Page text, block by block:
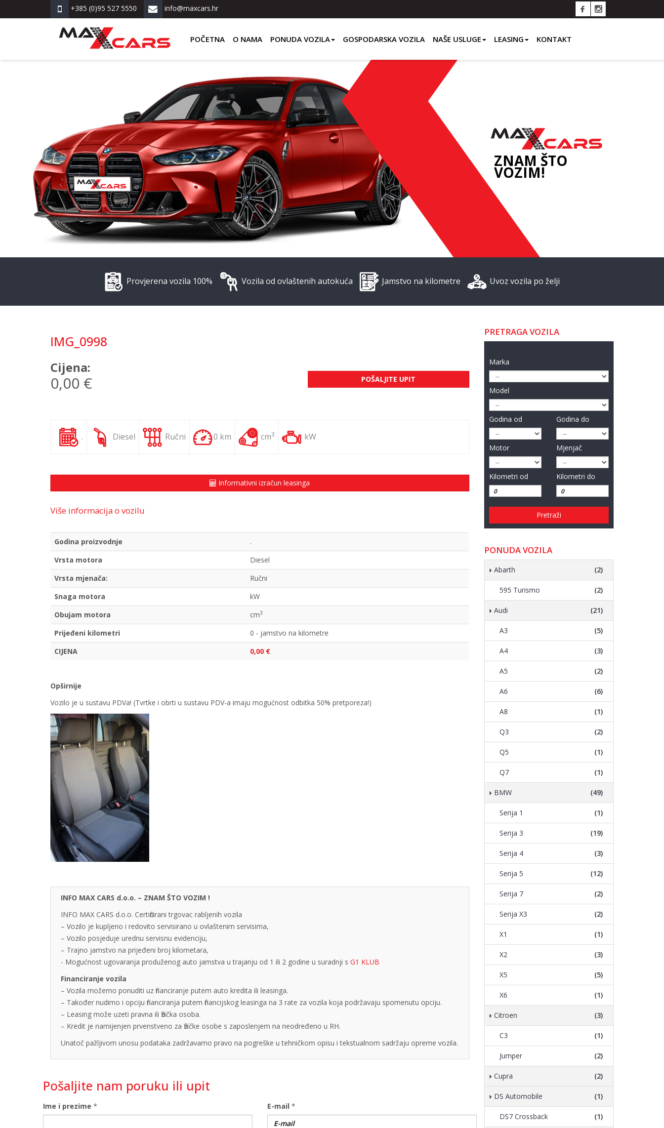
+385 (0)95 527 5550 info@maxcars.hr
POČETNA O NAMA PONUDA VOZILA GOSPODARSKA VOZILA NAŠE USLUGE LEASING KONTAKT
ZNAM ŠTO
VOZIM!
Provjerena vozila 100% Vozila od ovlaštenih autokuća Jamstvo na kilometre Uvoz vozila po želji
IMG_0998
Cijena:
0,00 € POŠALJITE UPIT
. Diesel Ručni 0 km cm3 kW
Informativni izračun leasinga
Više informacija o vozilu
Godina proizvodnje
.
Vrsta motora
Diesel
Vrsta mjenača:
Ručni
Snaga motora
kW
Obujam motora
cm3
Prijeđeni kilometri
0 - jamstvo na kilometre
CIJENA
0,00 €
Opširnije
Vozilo je u sustavu PDVa! (Tvrtke i obrti u sustavu PDV-a imaju mogućnost odbitka 50% pretporeza!)
INFO MAX CARS d.o.o. – ZNAM ŠTO VOZIM !
INFO MAX CARS d.o.o. Certificirani trgovac rabljenih vozila
– Vozilo je kupljeno i redovito servisirano u ovlaštenim servisima,
– Vozilo posjeduje urednu servisnu evidenciju,
– Trajno jamstvo na prijeđeni broj kilometara,
- Mogućnost ugovaranja produženog auto jamstva u trajanju od 1 ili 2 godine u suradnji s G1 KLUB
Financiranje vozila
– Vozila možemo ponuditi uz financiranje putem auto kredita ili leasinga.
– Također nudimo i opciju financiranja putem financijskog leasinga na 3 rate za vozila koja podržavaju spomenutu opciju.
– Leasing može uzeti pravna ili fizička osoba.
– Kredit je namijenjen prvenstveno za fizičke osobe s zaposlenjem na neodređeno u RH.
Unatoč pažljivom unosu podataka zadržavamo pravo na pogreške u tehničkom opisu i tekstualnom sadržaju opreme vozila.
Pošaljite nam poruku ili upit
Ime i prezime * E-mail *
PRETRAGA VOZILA
Marka
Model
Godina od Godina do
Motor Mjenjač
Kilometri od Kilometri do
Pretraži
PONUDA VOZILA
Abarth (2)
595 Turismo (2)
Audi (21)
A3 (5)
A4 (3)
A5 (2)
A6 (6)
A8 (1)
Q3 (2)
Q5 (1)
Q7 (1)
BMW (49)
Serija 1 (1)
Serija 3 (19)
Serija 4 (3)
Serija 5 (12)
Serija 7 (2)
Serija X3 (2)
X1 (1)
X2 (3)
X5 (5)
X6 (1)
Citroen (3)
C3 (1)
Jumper (2)
Cupra (2)
DS Automobile (1)
DS7 Crossback (1)